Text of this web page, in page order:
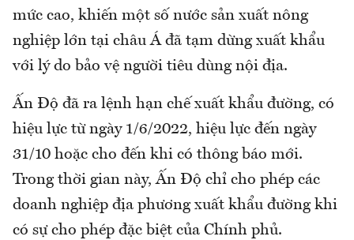
mức cao, khiến một số nước sản xuất nông
nghiệp lớn tại châu Á đã tạm dừng xuất khẩu
với lý do bảo vệ người tiêu dùng nội địa.
Ấn Độ đã ra lệnh hạn chế xuất khẩu đường, có
hiệu lực từ ngày 1/6/2022, hiệu lực đến ngày
31/10 hoặc cho đến khi có thông báo mới.
Trong thời gian này, Ấn Độ chỉ cho phép các
doanh nghiệp địa phương xuất khẩu đường khi
có sự cho phép đặc biệt của Chính phủ.